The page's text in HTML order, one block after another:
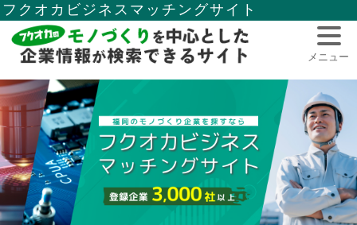
フクオカビジネスマッチングサイト
メニュー